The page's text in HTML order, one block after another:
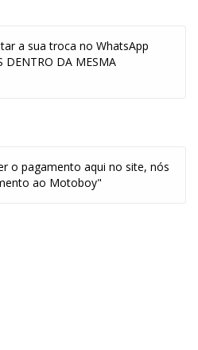
a sua troca no WhatsApp
DENTRO DA MESMA
o pagamento aqui no site, nós
ao Motoboy"